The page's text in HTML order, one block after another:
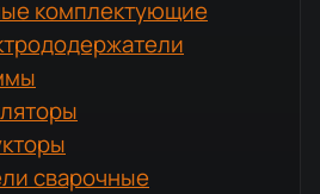
комплектующие
сварочные